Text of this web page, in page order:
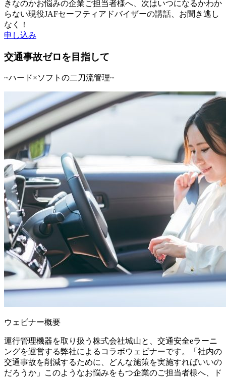
きなのかお悩みの企業ご担当者様へ、次はいつになるかわか
らない現役JAFセーフティアドバイザーの講話、お聞き逃し
なく！
申し込み
交通事故ゼロを目指して
~ハード×ソフトの二刀流管理~
ウェビナー概要
運行管理機器を取り扱う株式会社城山と、交通安全eラーニ
ングを運営する弊社によるコラボウェビナーです。「社内の
交通事故を削減するために、どんな施策を実施すればいいの
だろうか」このようなお悩みをもつ企業のご担当者様へ、ド